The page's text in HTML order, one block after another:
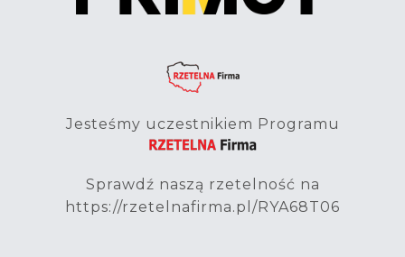
Jesteśmy uczestnikiem Programu
Sprawdź naszą rzetelność na
https://rzetelnafirma.pl/RYA68T06